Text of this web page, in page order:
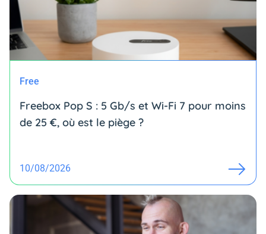
Free
Freebox Pop S : 5 Gb/s et Wi-Fi 7 pour moins
de 25 €, où est le piège ?
10/08/2026